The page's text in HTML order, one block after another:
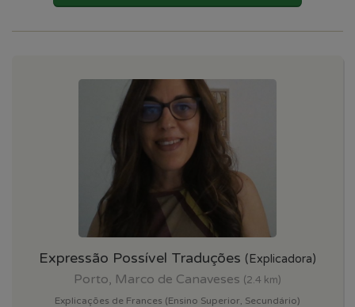
Expressão Possível Traduções (Explicadora)
Porto, Marco de Canaveses (2.4 km)
Explicações de Frances (Ensino Superior, Secundário)